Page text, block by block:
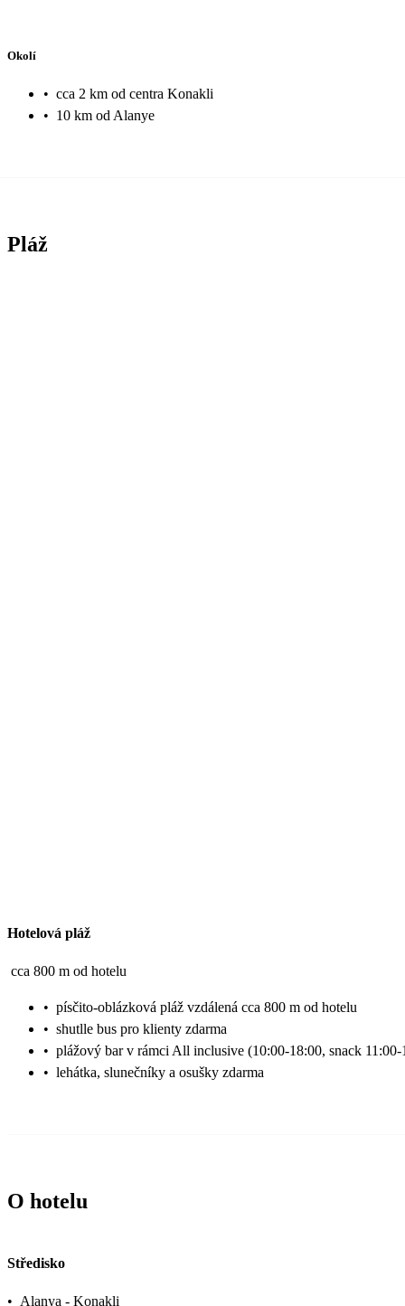
Okolí
• cca 2 km od centra Konakli
• 10 km od Alanye
Pláž
Hotelová pláž
cca 800 m od hotelu
• písčito-oblázková pláž vzdálená cca 800 m od hotelu
• shutlle bus pro klienty zdarma
• plážový bar v rámci All inclusive (10:00-18:00, snack 11:00-
• lehátka, slunečníky a osušky zdarma
O hotelu
Středisko
• Alanya - Konakli